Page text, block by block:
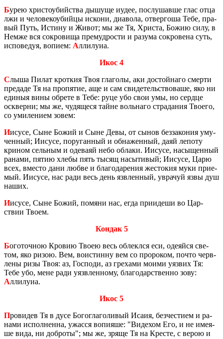
Бурею хри­сто­убий­ства ды­шу­ще иудее, по­слу­шав­ше глас отца
лжи и че­ло­ве­ко­убий­цы ис­ко­ни, диа­во­ла, от­вер­го­ша Тебе, пра­
вый Путь, Ис­ти­ну и Живот; мы же Тя, Хри­ста, Божию силу, в
Немже вся со­кро­ви­ща пре­муд­ро­сти и ра­зу­ма со­кро­ве­на суть,
ис­по­ве­дуя, во­пи­ем: Алли­лу­иа.
Икос 4
Слыша Пилат крот­кия Твоя гла­го­лы, аки до­стой­на­го смер­ти
пре­да­де Тя на про­пя­тие, аще и сам сви­де­тель­ство­ва­ше, яко ни
еди­ныя вины об­ре­те в Тебе: руце убо свои умы, но серд­це
осквер­ни; мы же, чу­дя­ще­ся тайне воль­на­го стра­да­ния Тво­е­го,
со уми­ле­ни­ем зовем:
Иисусе, Сыне Божий и Сыне Девы, от сынов без­за­ко­ния уму­
чен­ный; Иису­се, по­ру­ган­ный и об­на­жен­ный, даяй ле­по­ту
кри­ном сель­ным и оде­ва­яй небо об­ла­ки. Иису­се, на­сы­щен­ный
ра­на­ми, пятию хлебы пять тысящ на­сы­ти­вый; Иису­се, Царю
всех, вме­сто дани любве и бла­го­да­ре­ния же­сто­кия муки при­е­
мый. Иису­се, нас ради весь день язв­лен­ный, увра­чуй язвы душ
наших.
Иисусе, Сыне Божий, по­мя­ни нас, егда при­и­де­ши во Цар­
ствии Твоем.
Кондак 5
Бого­точ­ною Кро­вию Твоею весь об­лекл­ся еси, оде­яй­ся све­
том, яко ризою. Вем, во­ис­тин­ну вем со про­ро­ком, почто черв­
ле­ны ризы Твоя: аз, Гос­по­ди, аз гре­ха­ми моими уяз­вих Тя:
Тебе убо, мене ради уязв­лен­но­му, бла­го­дар­ствен­но зову:
Алли­лу­иа.
Икос 5
Про­ви­дев Тя в дусе Бо­го­гла­го­ли­вый Исаия, без­че­сти­ем и ра­
на­ми ис­пол­нен­на, ужас­ся во­пи­я­ше: "Ви­де­хом Его, и не име­я­
ше вида, ни доб­ро­ты"; мы же, зряще Тя на Кре­сте, с верою и